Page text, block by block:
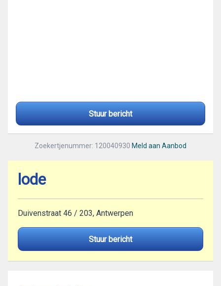
Stuur bericht
Zoekertjenummer: 120040930 Meld aan Aanbod
lode
Duivenstraat 46 / 203, Antwerpen
Stuur bericht